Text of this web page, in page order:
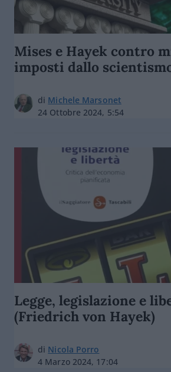
Mises e Hayek contro
imposti dallo
di Michele Marsonet
24 Ottobre 2024, 5:54
Legge, legislazione e
(Friedrich von Hayek)
di Nicola Porro
4 Marzo 2024, 17:04